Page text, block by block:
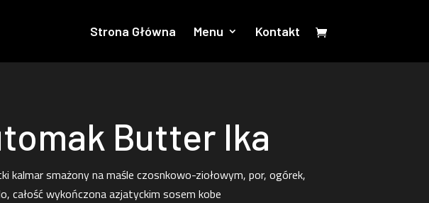
Strona Główna Menu Kontakt
Butter Ika
kalmar smażony na maśle czosnkowo-ziołowym, por, ogórek,
całość wykończona azjatyckim sosem kobe